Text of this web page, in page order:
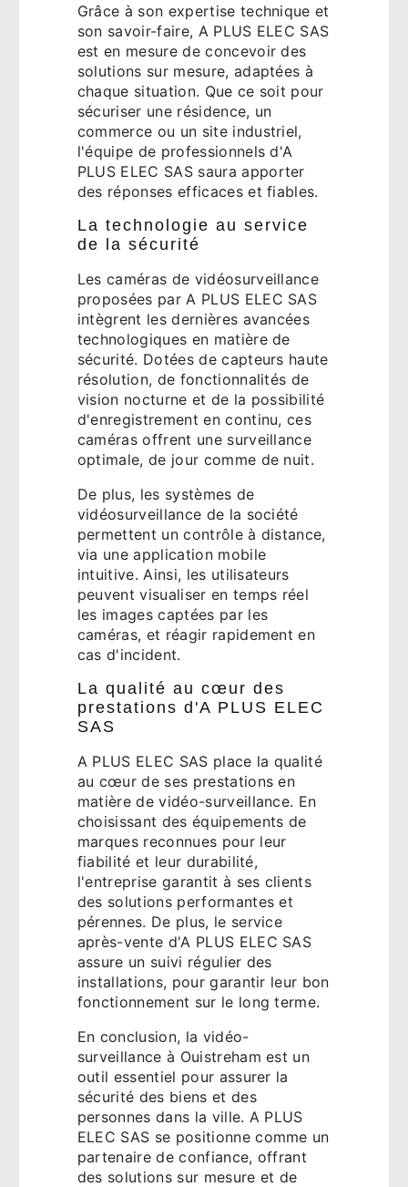
Grâce à son expertise technique et
son savoir-faire, A PLUS ELEC SAS
est en mesure de concevoir des
solutions sur mesure, adaptées à
chaque situation. Que ce soit pour
sécuriser une résidence, un
commerce ou un site industriel,
l'équipe de professionnels d'A
PLUS ELEC SAS saura apporter
des réponses efficaces et fiables.
La technologie au service
de la sécurité
Les caméras de vidéosurveillance
proposées par A PLUS ELEC SAS
intègrent les dernières avancées
technologiques en matière de
sécurité. Dotées de capteurs haute
résolution, de fonctionnalités de
vision nocturne et de la possibilité
d'enregistrement en continu, ces
caméras offrent une surveillance
optimale, de jour comme de nuit.
De plus, les systèmes de
vidéosurveillance de la société
permettent un contrôle à distance,
via une application mobile
intuitive. Ainsi, les utilisateurs
peuvent visualiser en temps réel
les images captées par les
caméras, et réagir rapidement en
cas d'incident.
La qualité au cœur des
prestations d'A PLUS ELEC
SAS
A PLUS ELEC SAS place la qualité
au cœur de ses prestations en
matière de vidéo-surveillance. En
choisissant des équipements de
marques reconnues pour leur
fiabilité et leur durabilité,
l'entreprise garantit à ses clients
des solutions performantes et
pérennes. De plus, le service
après-vente d'A PLUS ELEC SAS
assure un suivi régulier des
installations, pour garantir leur bon
fonctionnement sur le long terme.
En conclusion, la vidéo-
surveillance à Ouistreham est un
outil essentiel pour assurer la
sécurité des biens et des
personnes dans la ville. A PLUS
ELEC SAS se positionne comme un
partenaire de confiance, offrant
des solutions sur mesure et de